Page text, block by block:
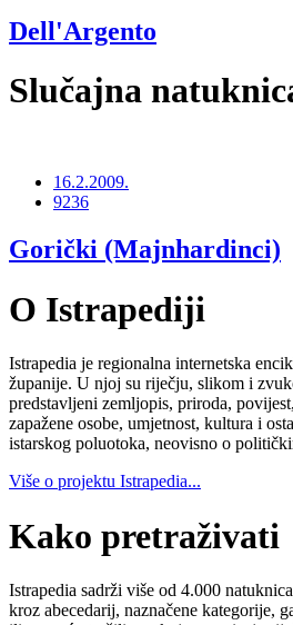
Dell'Argento
Slučajna
16.2.2009.
9236
Gorički (Majnhardinci)
O Istrapediji
Istrapedia je regionalna internetska
županije. U njoj su riječju, slikom i
predstavljeni zemljopis, priroda,
zapažene osobe, umjetnost, kultura i
istarskog poluotoka, neovisno o
Više o projektu Istrapedia...
Kako pretraživati
Istrapedia sadrži više od 4.000
kroz abecedarij, naznačene kategorije,